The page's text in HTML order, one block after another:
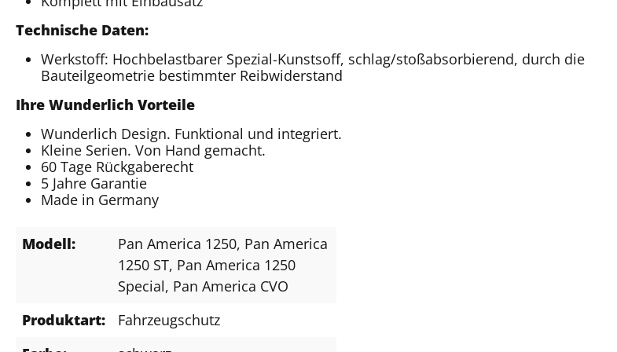
Technische Daten:
Werkstoff: Hochbelastbarer Spezial-Kunstsoff, schlag/stoßabsorbierend, durch die
Bauteilgeometrie bestimmter Reibwiderstand
Ihre Wunderlich Vorteile
Wunderlich Design. Funktional und integriert.
Kleine Serien. Von Hand gemacht.
60 Tage Rückgaberecht
5 Jahre Garantie
Made in Germany
Modell: Pan America 1250, Pan America
1250 ST, Pan America 1250
Special, Pan America CVO
Produktart:
Fahrzeugschutz